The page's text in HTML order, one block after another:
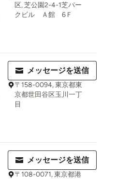
区, 芝公園2-4-1芝パー
クビル Ａ館 6Ｆ
メッセージを送信
〒158-0094, 東京都東
京都世田谷区玉川一丁
目
メッセージを送信
〒108-0071, 東京都港